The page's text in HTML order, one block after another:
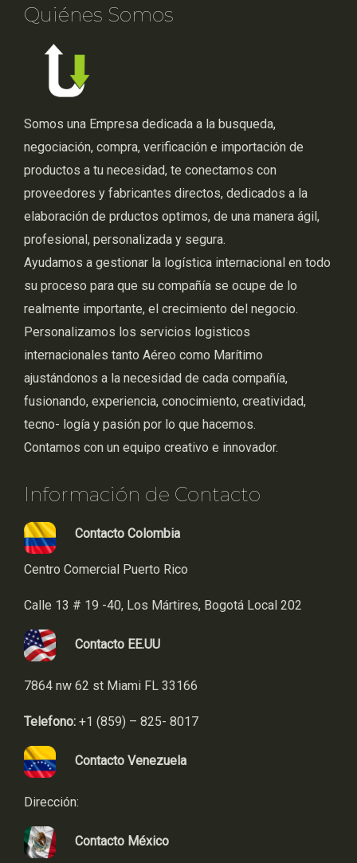
Quiénes Somos
Somos una Empresa dedicada a la busqueda,
negociación, compra, verificación e importación de
productos a tu necesidad, te conectamos con
proveedores y fabricantes directos, dedicados a la
elaboración de prductos optimos, de una manera ágil,
profesional, personalizada y segura.
Ayudamos a gestionar la logística internacional en todo
su proceso para que su compañía se ocupe de lo
realmente importante, el crecimiento del negocio.
Personalizamos los servicios logisticos
internacionales tanto Aéreo como Marítimo
ajustándonos a la necesidad de cada compañía,
fusionando, experiencia, conocimiento, creatividad,
tecno- logía y pasión por lo que hacemos.
Contamos con un equipo creativo e innovador.
Información de Contacto
Contacto Colombia
Centro Comercial Puerto Rico
Calle 13 # 19 -40, Los Mártires, Bogotá Local 202
Contacto EE.UU
7864 nw 62 st Miami FL 33166
Telefono: +1 (859) – 825- 8017
Contacto Venezuela
Dirección:
Contacto México